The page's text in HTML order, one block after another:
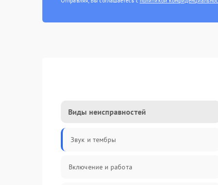
Виды неисправностей
Звук и тембры
Включение и работа